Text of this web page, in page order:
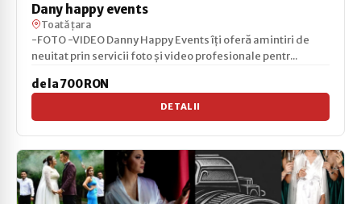
Dany happy events
Toată țara
-FOTO -VIDEO Danny Happy Events îți oferă amintiri de
neuitat prin servicii foto și video profesionale pentr...
de la 700 RON
DETALII